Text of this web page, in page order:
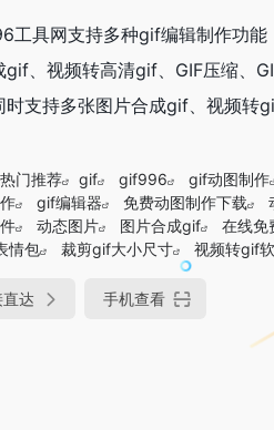
工具网支持多种gif编辑制作功能
gif、视频转高清gif、GIF压缩、
时支持多张图片合成gif、视频转
热门推荐 gif gif996 gif动图制作
gif编辑器 免费动图制作下载
动态图片 图片合成gif 在线免
情包 裁剪gif大小尺寸 视频转gif
达 手机查看